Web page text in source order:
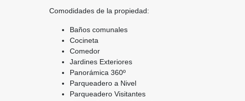
Comodidades de la propiedad:
Baños comunales
Cocineta
Comedor
Jardines Exteriores
Panorámica 360º
Parqueadero a Nivel
Parqueadero Visitantes